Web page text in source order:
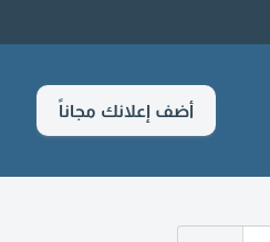
أضف إعلانك مجاناً